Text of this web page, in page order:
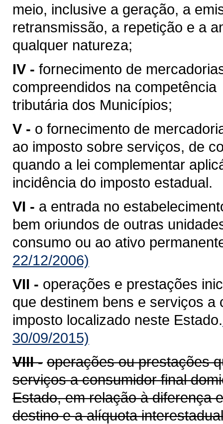
meio, inclusive a geração, a
retransmissão, a repetição e a
qualquer natureza;
IV - fornecimento de
compreendidos na competência
tributária dos Municípios;
V - o fornecimento de
ao imposto sobre serviços, de
quando a lei complementar
incidência do imposto estadual.
VI - a entrada no
bem oriundos de outras
consumo ou ao ativo
22/12/2006)
VII - operações e prestações
que destinem bens e serviços a
imposto localizado neste Estado.
30/09/2015)
VIII - operações ou prestações
serviços a consumidor final
Estado, em relação à diferença
destino e a alíquota